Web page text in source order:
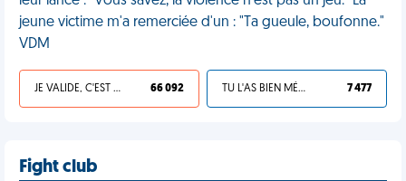
jeune victime m'a remerciée d'un : "Ta gueule, boufonne."
VDM
JE VALIDE, C'EST UNE VDM 66 092 TU L'AS BIEN MÉRITÉ 7 477
Fight club